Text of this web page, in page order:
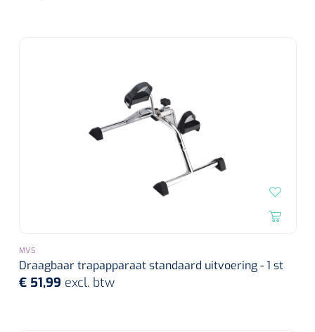
MVS
Draagbaar trapapparaat standaard uitvoering - 1 st
€ 51,99 excl. btw